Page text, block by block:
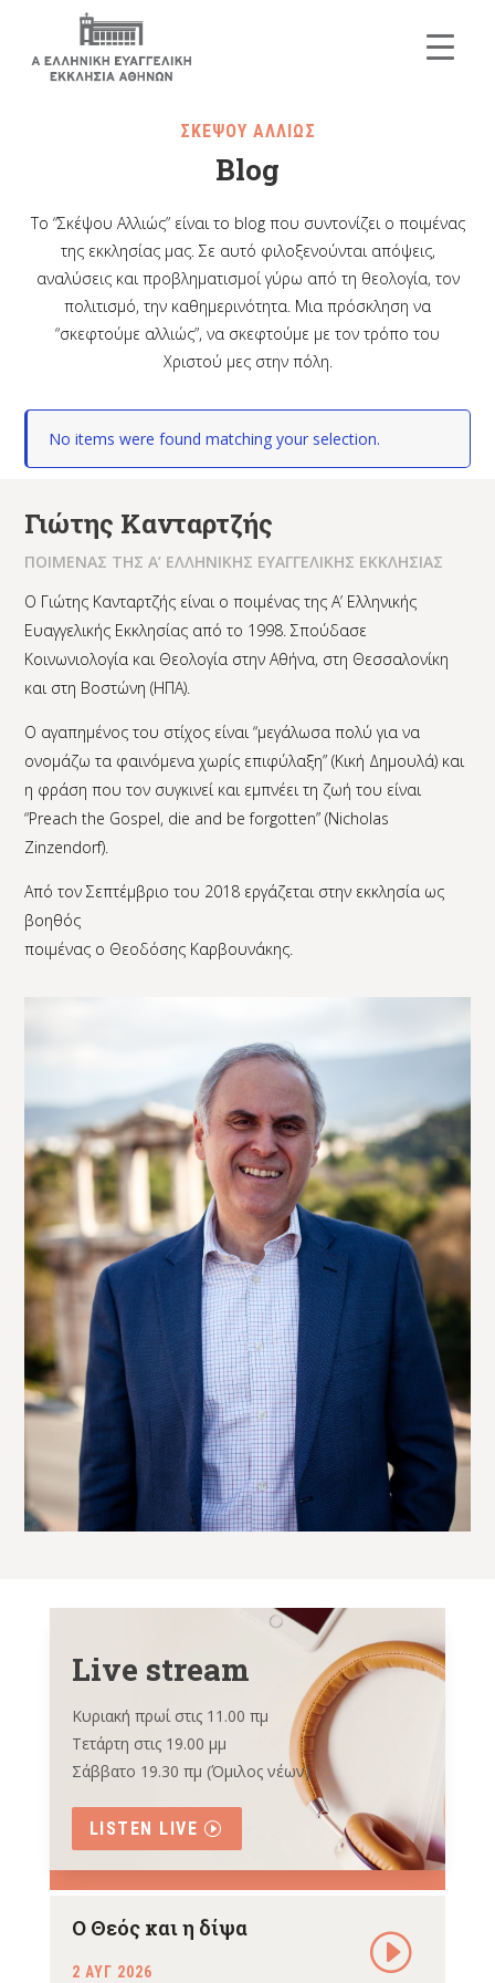
ΣΚΕΨΟΥ ΑΛΛΙΩΣ
Blog
Το “Σκέψου Αλλιώς” είναι το blog που συντονίζει ο ποιμένας
της εκκλησίας μας. Σε αυτό φιλοξενούνται απόψεις,
αναλύσεις και προβληματισμοί γύρω από τη θεολογία, τον
πολιτισμό, την καθημερινότητα. Μια πρόσκληση να
“σκεφτούμε αλλιώς”, να σκεφτούμε με τον τρόπο του
Χριστού μες στην πόλη.
No items were found matching your selection.
Γιώτης Κανταρτζής
ΠΟΙΜΕΝΑΣ ΤΗΣ Α’ ΕΛΛΗΝΙΚΗΣ ΕΥΑΓΓΕΛΙΚΗΣ ΕΚΚΛΗΣΙΑΣ
Ο Γιώτης Κανταρτζής είναι ο ποιμένας της Α’ Ελληνικής
Ευαγγελικής Εκκλησίας από το 1998. Σπούδασε
Κοινωνιολογία και Θεολογία στην Αθήνα, στη Θεσσαλονίκη
και στη Βοστώνη (ΗΠΑ).
Ο αγαπημένος του στίχος είναι “μεγάλωσα πολύ για να
ονομάζω τα φαινόμενα χωρίς επιφύλαξη” (Κική Δημουλά) και
η φράση που τον συγκινεί και εμπνέει τη ζωή του είναι
“Preach the Gospel, die and be forgotten” (Nicholas
Zinzendorf).
Από τον Σεπτέμβριο του 2018 εργάζεται στην εκκλησία ως
βοηθός
ποιμένας ο Θεοδόσης Καρβουνάκης.
Live stream
Κυριακή πρωί στις 11.00 πμ
Τετάρτη στις 19.00 μμ
Σάββατο 19.30 πμ (Όμιλος νέων)
LISTEN LIVE
Ο Θεός και η δίψα
2 ΑΥΓ 2026